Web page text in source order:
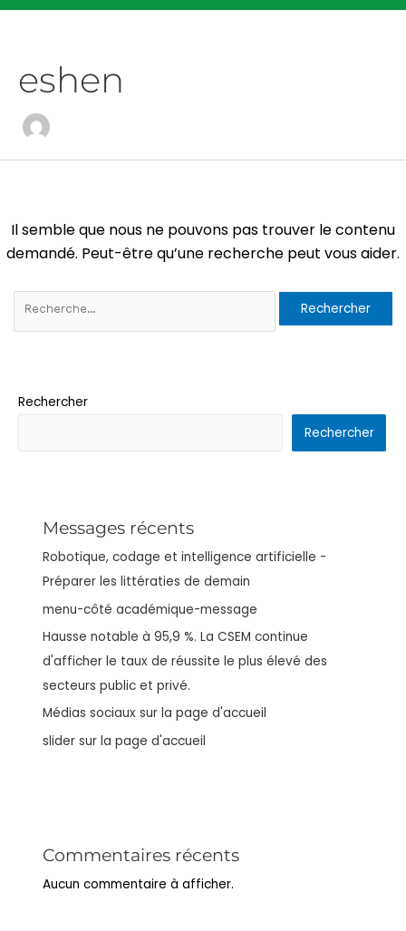
eshen
Il semble que nous ne pouvons pas trouver le contenu
demandé. Peut-être qu’une recherche peut vous aider.
Rechercher
Rechercher
Messages récents
Robotique, codage et intelligence artificielle -
Préparer les littératies de demain
menu-côté académique-message
Hausse notable à 95,9 %. La CSEM continue
d'afficher le taux de réussite le plus élevé des
secteurs public et privé.
Médias sociaux sur la page d'accueil
slider sur la page d'accueil
Commentaires récents
Aucun commentaire à afficher.